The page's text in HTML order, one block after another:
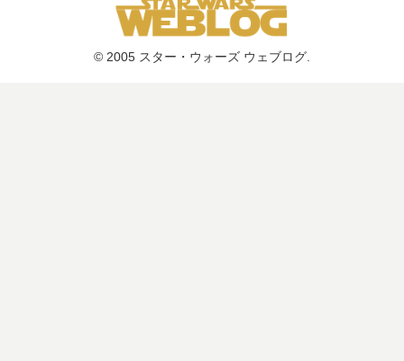
© 2005 スター・ウォーズ ウェブログ.